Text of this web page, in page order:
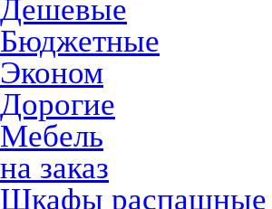
Дешевые
Бюджетные
Эконом
Дорогие
Мебель
на заказ
Шкафы распашные